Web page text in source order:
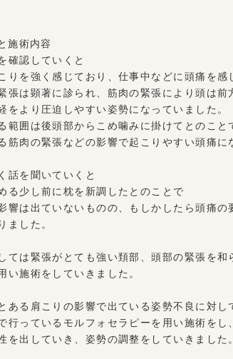
施術内容
確認していくと
りを強く感じており、仕事中などに頭痛を感
張は顕著に診られ、筋肉の緊張により頭は前
をより圧迫しやすい姿勢になっていました。
範囲は後頭部からこめ噛みに掛けてとのこと
筋肉の緊張などの影響で起こりやすい頭痛に
話を聞いていくと
る少し前に枕を新調したとのことで
響は出ていないものの、もしかしたら頭痛の
ました。
ては緊張がとても強い頚部、頭部の緊張を和
い施術をしていきました。
ある肩こりの影響で出ている姿勢不良に対し
行っているモルフォセラピーを用い施術をし
を出していき、姿勢の調整をしていきました。